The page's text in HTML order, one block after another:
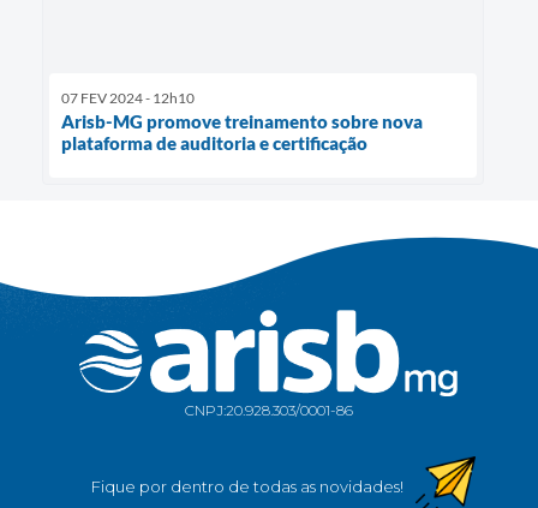
07 FEV 2024 - 12h10
Arisb-MG promove treinamento sobre nova
plataforma de auditoria e certificação
CNPJ:20.928.303/0001-86